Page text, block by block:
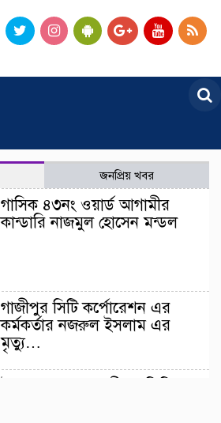
জনপ্রিয় খবর
গাসিক ৪৩নং ওয়ার্ড আগামীর
কান্ডারি নাজমুল হোসেন মন্ডল
গাজীপুর সিটি কর্পোরেশন এর
কর্মকর্তার নজরুল ইসলাম এর
মৃত্যু…